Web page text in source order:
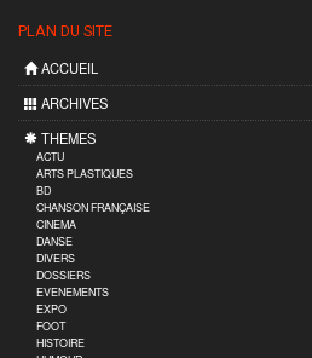
PLAN DU SITE
ACCUEIL
ARCHIVES
THEMES
ACTU
ARTS PLASTIQUES
BD
CHANSON FRANÇAISE
CINEMA
DANSE
DIVERS
DOSSIERS
EVENEMENTS
EXPO
FOOT
HISTOIRE